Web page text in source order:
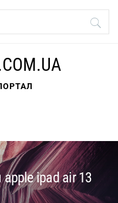
ipad air 13